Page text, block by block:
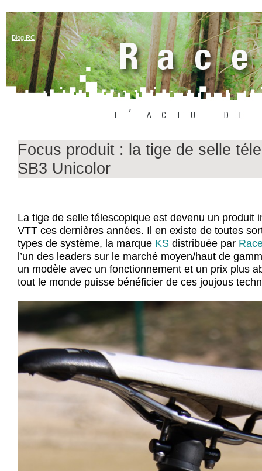
Blog RC
Focus produit : la tige de selle
SB3 Unicolor
La tige de selle télescopique est devenu un produit
VTT ces dernières années. Il en existe de toutes
types de système, la marque KS distribuée par
l’un des leaders sur le marché moyen/haut de
un modèle avec un fonctionnement et un prix plus
tout le monde puisse bénéficier de ces joujous